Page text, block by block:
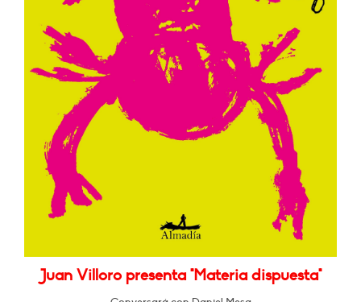
Juan Villoro presenta "Materia dispuesta"